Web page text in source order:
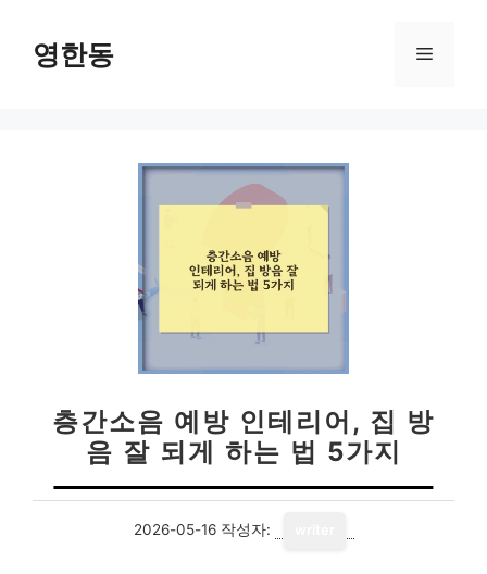
영한동 메
층간소음 예방 인테리어, 집 방
음 잘 되게 하는 법 5가지
2026-05-16 작성자: